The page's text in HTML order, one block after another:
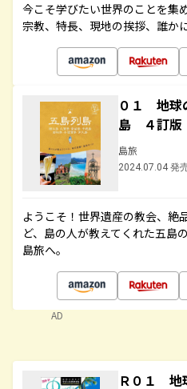
今こそ学びたい世界のことを集
宗教、特長、現地の挨拶、誰か
０１ 地
島 ４訂版
島旅
2024.07.04 発
ようこそ！世界遺産の教会、絶
ど、島の人が教えてくれた五島
島旅へ。
AD
Ｒ０１ 地